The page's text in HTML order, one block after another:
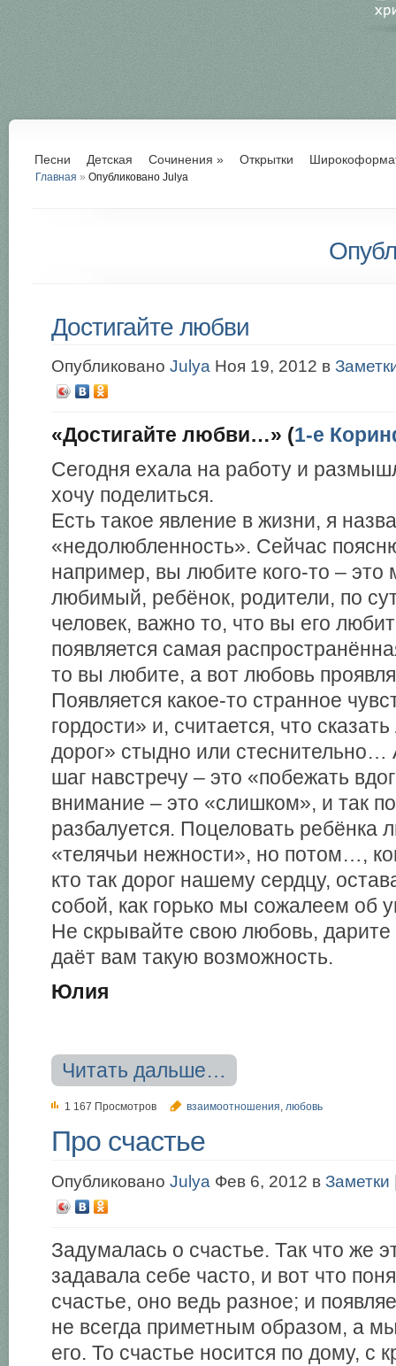
Песни Детская Сочинения » Открытки
Главная » Опубликовано Julya
Достигайте любви
Опубликовано Julya Ноя 19, 2012 в
«Достигайте любви…» (1-е
Сегодня ехала на работу и
хочу поделиться.
Есть такое явление в жизни, я
«недолюбленность». Сейчас
например, вы любите кого-то –
любимый, ребёнок, родители, по
человек, важно то, что вы его
появляется самая
то вы любите, а вот любовь
Появляется какое-то странное
гордости» и, считается, что
дорог» стыдно или стеснительно…
шаг навстречу – это «побежать
внимание – это «слишком», и так
разбалуется. Поцеловать ребёнка
«телячьи нежности», но потом…,
кто так дорог нашему сердцу,
собой, как горько мы сожалеем
Не скрывайте свою любовь, дарите
даёт вам такую возможность.
Юлия
Читать дальше…
1 167 Просмотров взаимоотношения, любовь
Про счастье
Опубликовано Julya Фев 6, 2012 в Заметки
Задумалась о счастье. Так что же
задавала себе часто, и вот что
счастье, оно ведь разное; и
не всегда приметным образом, а
его. То счастье носится по дому, с